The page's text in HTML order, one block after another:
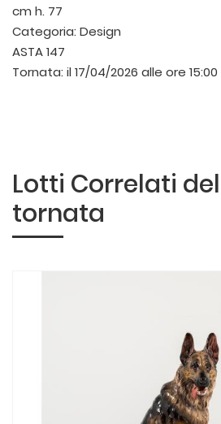
cm h. 77
Categoria: Design
ASTA 147
Tornata: il 17/04/2026 alle ore 15:00
Lotti Correlati
tornata